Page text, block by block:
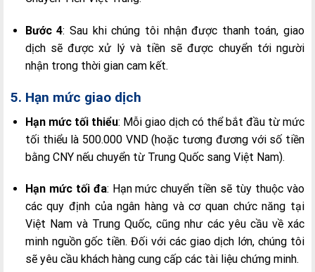
Bước 4: Sau khi chúng tôi nhận được thanh toán, giao
dịch sẽ được xử lý và tiền sẽ được chuyển tới người
nhận trong thời gian cam kết.
5. Hạn mức giao dịch
Hạn mức tối thiểu: Mỗi giao dịch có thể bắt đầu từ mức
tối thiểu là 500.000 VND (hoặc tương đương với số tiền
bằng CNY nếu chuyển từ Trung Quốc sang Việt Nam).
Hạn mức tối đa: Hạn mức chuyển tiền sẽ tùy thuộc vào
các quy định của ngân hàng và cơ quan chức năng tại
Việt Nam và Trung Quốc, cũng như các yêu cầu về xác
minh nguồn gốc tiền. Đối với các giao dịch lớn, chúng tôi
sẽ yêu cầu khách hàng cung cấp các tài liệu chứng minh.